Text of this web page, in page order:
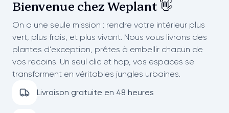
Bienvenue chez Weplant 👋
On a une seule mission : rendre votre intérieur plus
vert, plus frais, et plus vivant. Nous vous livrons des
plantes d'exception, prêtes à embellir chacun de
vos recoins. Un seul clic et hop, vos espaces se
transforment en véritables jungles urbaines.
Livraison gratuite en 48 heures